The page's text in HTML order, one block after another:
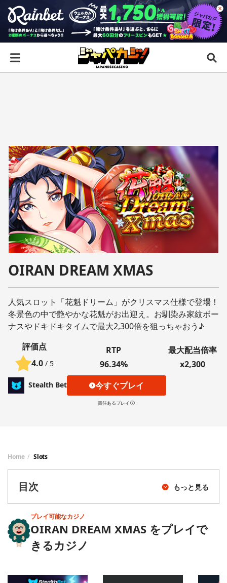
OIRAN DREAM XMAS
人気スロット「花魁ドリーム」がクリスマス仕様で登場！
冬景色の中で艶やかな花魁がお出迎え。お馴染み家紋ボー
ナスやドキドキタイムで最大2,300倍を狙っちゃおう♪
評価点
4.0 / 5
RTP
96.34%
最大配当倍率
x2,300
Stealth Bet 今すぐプレイ
責任あるプレイ
Home Slots
目次 もっと見る
プレイ可能なカジノ
OIRAN DREAM XMAS をプレイで
きるカジノ